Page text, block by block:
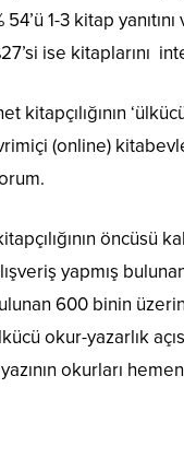
1-3 kitap
ise kitaplarını
kitapçılığının
(online)
yapmış
600 binin
okur-yazarlık
okurları